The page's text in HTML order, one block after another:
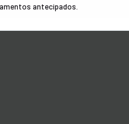
antecipados.